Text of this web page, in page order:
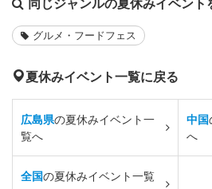
グルメ・フードフェス
夏休みイベント一覧に戻る
広島県の夏休みイベント一
覧へ
中国
へ
全国の夏休みイベント一覧